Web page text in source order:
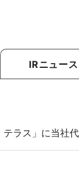
IRニュース
ラス」に当社